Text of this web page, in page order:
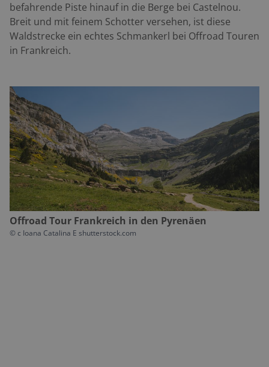
befahrende Piste hinauf in die Berge bei Castelnou.
Breit und mit feinem Schotter versehen, ist diese
Waldstrecke ein echtes Schmankerl bei Offroad Touren
in Frankreich.
Offroad Tour Frankreich in den Pyrenäen
©c Ioana Catalina E shutterstock.com